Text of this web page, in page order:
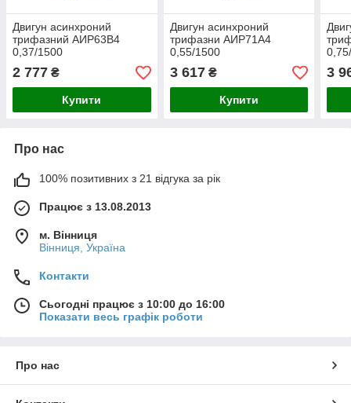
Двигун асинхроний
трифазний АИР63B4
0,37/1500
2 777 ₴
Купити
Двигун асинхроний
трифазни АИР71А4
0,55/1500
3 617₴
Купити
3
Про нас
100% позитивних з 21 відгука за рік
Працює з 13.08.2013
м. Вінниця
Вінниця, Україна
Контакти
Сьогодні працює з 10:00 до 16:00
Показати весь графік роботи
Про нас